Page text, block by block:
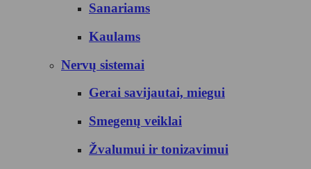
Sanariams
Kaulams
Nervų sistemai
Gerai savijautai, miegui
Smegenų veiklai
Žvalumui ir tonizavimui